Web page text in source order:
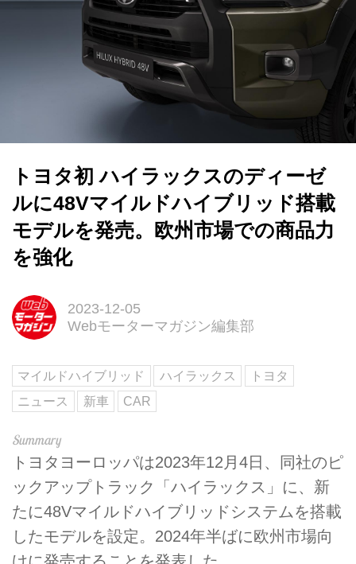
トヨタ初 ハイラックスのディーゼ
ルに48Vマイルドハイブリッド搭載
モデルを発売。欧州市場での商品力
を強化
2023-12-05
Webモーターマガジン編集部
マイルドハイブリッド ハイラックス
トヨタ
ニュース
新車 CAR
トヨタヨーロッパは2023年12月4日、同社のピ
ックアップトラック「ハイラックス」に、新
たに48Vマイルドハイブリッドシステムを搭載
したモデルを設定。2024年半ばに欧州市場向
けに発売することを発表した。